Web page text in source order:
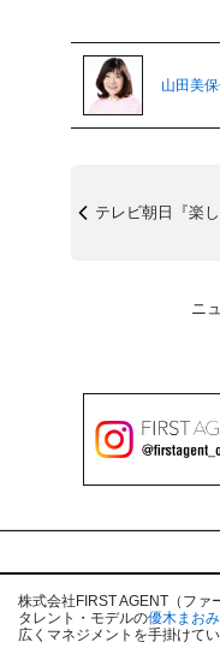
山田美
テレビ朝日『楽しくニュースを詠む』9/3...
ニ
株式会社FIRST AGENT（ファ
タレント・モデルの優木まおみ
広くマネジメントを手掛けてい